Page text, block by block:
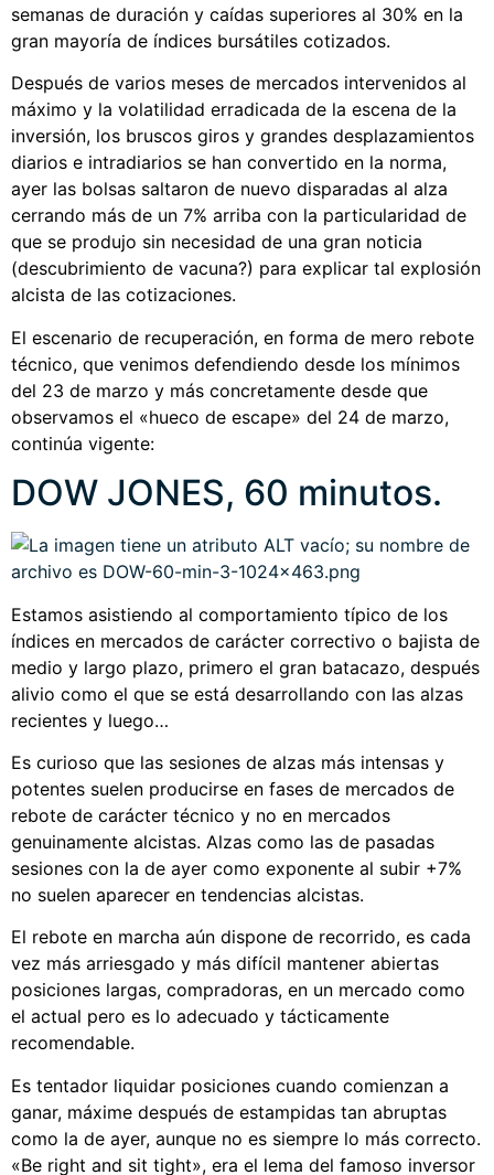
semanas de duración y caídas superiores al 30% en la
gran mayoría de índices bursátiles cotizados.
Después de varios meses de mercados intervenidos al
máximo y la volatilidad erradicada de la escena de la
inversión, los bruscos giros y grandes desplazamientos
diarios e intradiarios se han convertido en la norma,
ayer las bolsas saltaron de nuevo disparadas al alza
cerrando más de un 7% arriba con la particularidad de
que se produjo sin necesidad de una gran noticia
(descubrimiento de vacuna?) para explicar tal explosión
alcista de las cotizaciones.
El escenario de recuperación, en forma de mero rebote
técnico, que venimos defendiendo desde los mínimos
del 23 de marzo y más concretamente desde que
observamos el «hueco de escape» del 24 de marzo,
continúa vigente:
DOW JONES, 60 minutos.
Estamos asistiendo al comportamiento típico de los
índices en mercados de carácter correctivo o bajista de
medio y largo plazo, primero el gran batacazo, después
alivio como el que se está desarrollando con las alzas
recientes y luego…
Es curioso que las sesiones de alzas más intensas y
potentes suelen producirse en fases de mercados de
rebote de carácter técnico y no en mercados
genuinamente alcistas. Alzas como las de pasadas
sesiones con la de ayer como exponente al subir +7%
no suelen aparecer en tendencias alcistas.
El rebote en marcha aún dispone de recorrido, es cada
vez más arriesgado y más difícil mantener abiertas
posiciones largas, compradoras, en un mercado como
el actual pero es lo adecuado y tácticamente
recomendable.
Es tentador liquidar posiciones cuando comienzan a
ganar, máxime después de estampidas tan abruptas
como la de ayer, aunque no es siempre lo más correcto.
«Be right and sit tight», era el lema del famoso inversor